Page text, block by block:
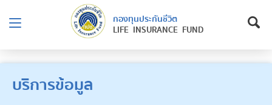
กองทุนประกันชีวิต
LIFE INSURANCE FUND
บริการข้อมูล